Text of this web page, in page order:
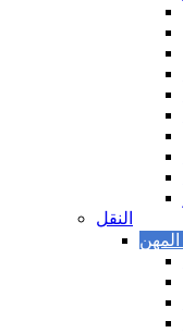
النقل